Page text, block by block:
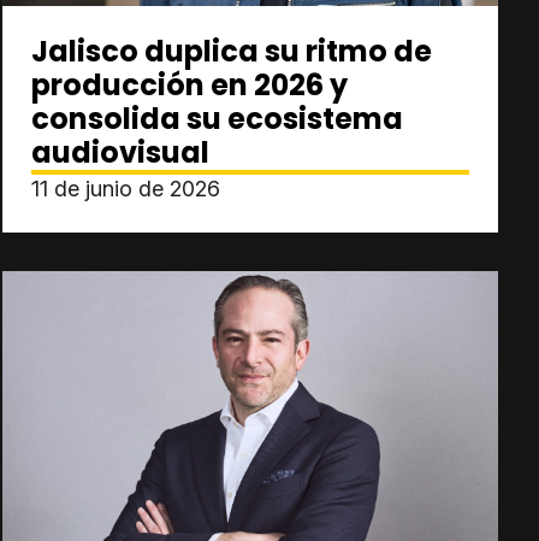
Jalisco duplica su ritmo de
producción en 2026 y
consolida su ecosistema
audiovisual
11 de junio de 2026